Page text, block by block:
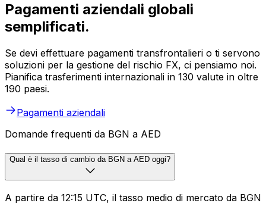
Pagamenti aziendali globali
semplificati.
Se devi effettuare pagamenti transfrontalieri o ti servono
soluzioni per la gestione del rischio FX, ci pensiamo noi.
Pianifica trasferimenti internazionali in 130 valute in oltre
190 paesi.
Pagamenti aziendali
Domande frequenti da BGN a AED
Qual è il tasso di cambio da BGN a AED oggi?
A partire da 12:15 UTC, il tasso medio di mercato da BGN